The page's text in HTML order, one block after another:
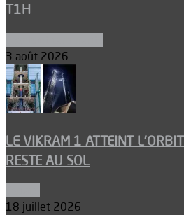
T1H
3 août 2026
LE VIKRAM 1 ATTEINT
RESTE AU SOL
18 juillet 2026